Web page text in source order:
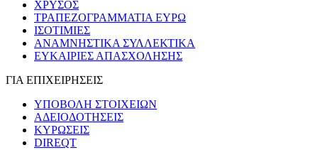
ΧΡΥΣΟΣ
ΤΡΑΠΕΖΟΓΡΑΜΜΑΤΙΑ ΕΥΡΩ
ΙΣΟΤΙΜΙΕΣ
ΑΝΑΜΝΗΣΤΙΚΑ ΣΥΛΛΕΚΤΙΚΑ
ΕΥΚΑΙΡΙΕΣ ΑΠΑΣΧΟΛΗΣΗΣ
ΓΙΑ ΕΠΙΧΕΙΡΗΣΕΙΣ
ΥΠΟΒΟΛΗ ΣΤΟΙΧΕΙΩΝ
ΑΔΕΙΟΔΟΤΗΣΕΙΣ
ΚΥΡΩΣΕΙΣ
DIREQT